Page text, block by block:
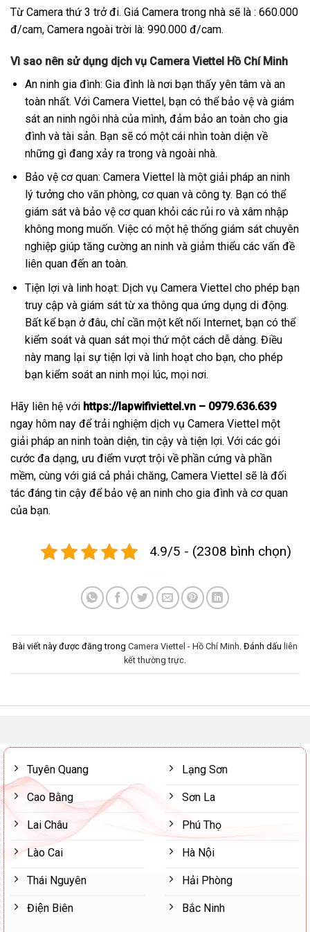
Từ Camera thứ 3 trở đi. Giá Camera trong nhà sẽ là : 660.000
đ/cam, Camera ngoài trời là: 990.000 đ/cam.
Vì sao nên sử dụng dịch vụ Camera Viettel Hồ Chí Minh
An ninh gia đình: Gia đình là nơi bạn thấy yên tâm và an
toàn nhất. Với Camera Viettel, bạn có thể bảo vệ và giám
sát an ninh ngôi nhà của mình, đảm bảo an toàn cho gia
đình và tài sản. Bạn sẽ có một cái nhìn toàn diện về
những gì đang xảy ra trong và ngoài nhà.
Bảo vệ cơ quan: Camera Viettel là một giải pháp an ninh
lý tưởng cho văn phòng, cơ quan và công ty. Bạn có thể
giám sát và bảo vệ cơ quan khỏi các rủi ro và xâm nhập
không mong muốn. Việc có một hệ thống giám sát chuyên
nghiệp giúp tăng cường an ninh và giảm thiểu các vấn đề
liên quan đến an toàn.
Tiện lợi và linh hoạt: Dịch vụ Camera Viettel cho phép bạn
truy cập và giám sát từ xa thông qua ứng dụng di động.
Bất kể bạn ở đâu, chỉ cần một kết nối Internet, bạn có thể
kiểm soát và quan sát mọi thứ một cách dễ dàng. Điều
này mang lại sự tiện lợi và linh hoạt cho bạn, cho phép
bạn kiểm soát an ninh mọi lúc, mọi nơi.
Hãy liên hệ với https://lapwifiviettel.vn – 0979.636.639
ngay hôm nay để trải nghiệm dịch vụ Camera Viettel một
giải pháp an ninh toàn diện, tin cậy và tiện lợi. Với các gói
cước đa dạng, ưu điểm vượt trội về phần cứng và phần
mềm, cùng với giá cả phải chăng, Camera Viettel sẽ là đối
tác đáng tin cậy để bảo vệ an ninh cho gia đình và cơ quan
của bạn.
4.9/5 - (2308 bình chọn)
Bài viết này được đăng trong Camera Viettel - Hồ Chí Minh. Đánh dấu liên
kết thường trực.
Tuyên Quang
Cao Bằng
Lai Châu
Lào Cai
Thái Nguyên
Điện Biên
Lạng Sơn
Sơn La
Phú Thọ
Hà Nội
Hải Phòng
Bắc Ninh